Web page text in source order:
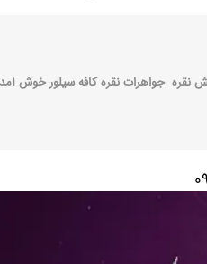
نقره جواهرات نقره کافه سیلور خوش